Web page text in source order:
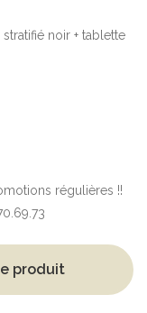
stratifié noir + tablette
régulières !!
produit